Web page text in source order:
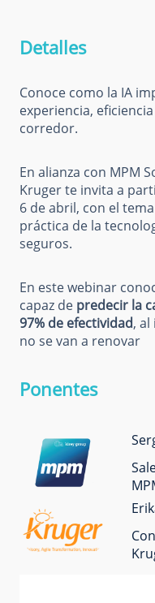
Detalles
Conoce como la IA
experiencia,
corredor.
En alianza con MPM
Kruger te invita a
6 de abril, con el
práctica de la
seguros.
En este webinar
capaz de predecir la
97% de efectividad,
no se van a renovar
Ponentes